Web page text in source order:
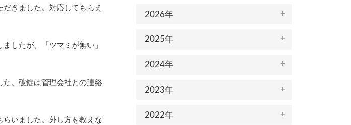
きました。対応してもらえ
したが、「ツマミが無い」
た。破錠は管理会社との連絡
いました。外し方を教えな
2026年
2025年
2024年
2023年
2022年